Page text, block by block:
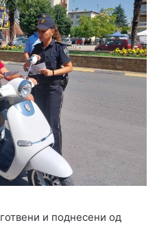
и поднесени од